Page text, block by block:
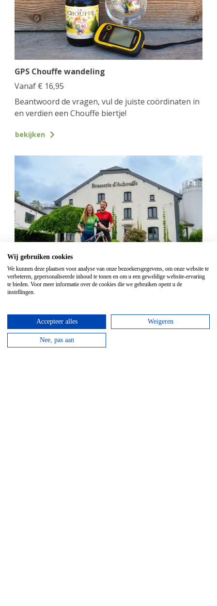
GPS Chouffe wandeling
Vanaf € 16,95
Beantwoord de vragen, vul de juiste coördinaten in
en verdien een Chouffe biertje!
bekijken
Mountainbike Chouffe route 18 km
Vanaf€34,95
langs de beroemde Achouffe brouwerij.
bekijken
Wij gebruiken cookies
We kunnen deze plaatsen voor analyse van onze bezoekersgegevens, om onze website te
verbeteren, gepersonaliseerde inhoud te tonen en om u een geweldige website-ervaring
te bieden. Voor meer informatie over de cookies die we gebruiken opent u de
instellingen.
Accepteer alles Weigeren
Nee, pas aan